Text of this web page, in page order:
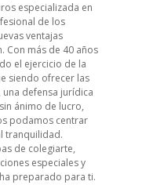
especializada en
de los
ventajas
Con más de 40 años
el ejercicio de la
siendo ofrecer las
defensa jurídica
ánimo de lucro,
podamos centrar
tranquilidad.
de colegiarte,
especiales y
preparado para ti.